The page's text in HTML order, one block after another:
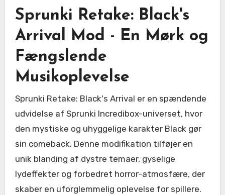
Sprunki Retake: Black's
Arrival Mod - En Mørk og
Fængslende
Musikoplevelse
Sprunki Retake: Black's Arrival er en spændende
udvidelse af Sprunki Incredibox-universet, hvor
den mystiske og uhyggelige karakter Black gør
sin comeback. Denne modifikation tilføjer en
unik blanding af dystre temaer, gyselige
lydeffekter og forbedret horror-atmosfære, der
skaber en uforglemmelig oplevelse for spillere.